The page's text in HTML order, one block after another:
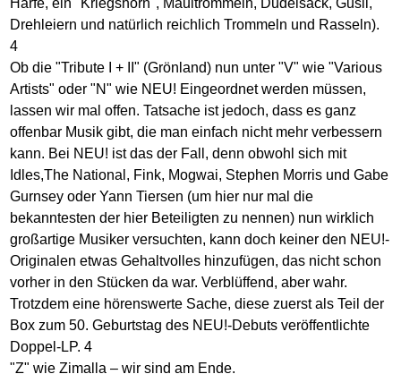
Drehleiern und natürlich reichlich Trommeln und Rasseln).
4
Ob die "Tribute I + II" (Grönland) nun unter "V" wie "Various
Artists" oder "N" wie NEU! Eingeordnet werden müssen,
lassen wir mal offen. Tatsache ist jedoch, dass es ganz
offenbar Musik gibt, die man einfach nicht mehr verbessern
kann. Bei NEU! ist das der Fall, denn obwohl sich mit
Idles,The National, Fink, Mogwai, Stephen Morris und Gabe
Gurnsey oder Yann Tiersen (um hier nur mal die
bekanntesten der hier Beteiligten zu nennen) nun wirklich
großartige Musiker versuchten, kann doch keiner den NEU!-
Originalen etwas Gehaltvolles hinzufügen, das nicht schon
vorher in den Stücken da war. Verblüffend, aber wahr.
Trotzdem eine hörenswerte Sache, diese zuerst als Teil der
Box zum 50. Geburtstag des NEU!-Debuts veröffentlichte
Doppel-LP. 4
"Z" wie Zimalla – wir sind am Ende.